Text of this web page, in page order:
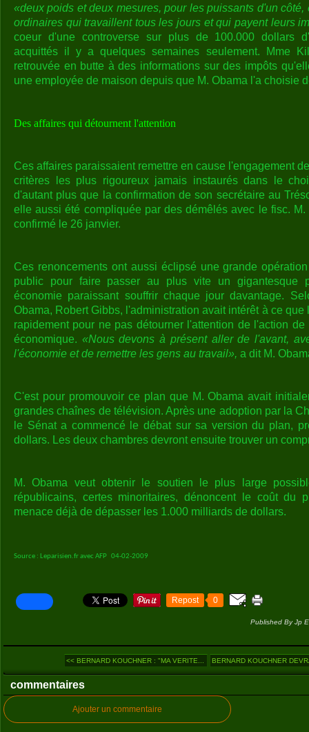
«deux poids et deux mesures, pour les puissants d'un
ordinaires qui travaillent tous les jours et qui payent leurs
coeur d'une controverse sur plus de 100.000 dollars
acquittés il y a quelques semaines seulement. Mme
retrouvée en butte à des informations sur des impôts
une employée de maison depuis que M. Obama l'a choisie
Des affaires qui détournent l'attention
Ces affaires paraissaient remettre en cause l'engagement
critères les plus rigoureux jamais instaurés dans le
d'autant plus que la confirmation de son secrétaire au
elle aussi été compliquée par des démêlés avec le fisc.
confirmé le 26 janvier.
Ces renoncements ont aussi éclipsé une grande
public pour faire passer au plus vite un gigantesque
économie paraissant souffrir chaque jour davantage.
Obama, Robert Gibbs, l'administration avait intérêt à ce
rapidement pour ne pas détourner l'attention de l'action
économique. «Nous devons à présent aller de l'avant,
l'économie et de remettre les gens au travail», a dit M.
C'est pour promouvoir ce plan que M. Obama avait
grandes chaînes de télévision. Après une adoption par la
le Sénat a commencé le débat sur sa version du plan,
dollars. Les deux chambres devront ensuite trouver un
M. Obama veut obtenir le soutien le plus large
républicains, certes minoritaires, dénoncent le coût du
menace déjà de dépasser les 1.000 milliards de dollars.
Source : Leparisien.fr avec AFP 04-02-2009
Repost 0
Published By Jp
<< BERNARD KOUCHNER : "MA VERITE... BERNARD KOUCHNER
commentaires
Ajouter un commentaire